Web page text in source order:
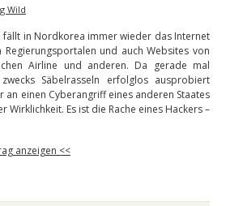
Wild
fällt in Nordkorea immer wieder das Internet
und auch Websites von
Airline und anderen. Da gerade mal
Säbelrasseln erfolglos ausprobiert
an einen Cyberangriff eines anderen Staates
Wirklichkeit. Es ist die Rache eines Hackers –
anzeigen <<